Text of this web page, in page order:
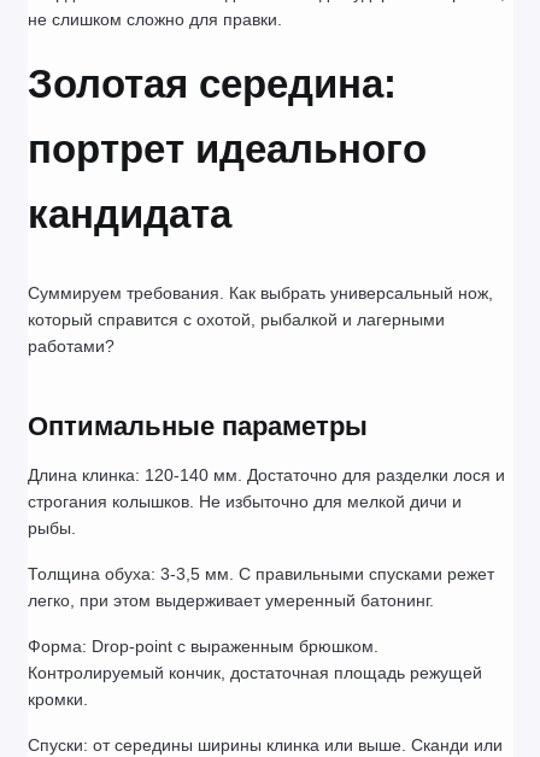
не слишком сложно для правки.
Золотая середина:
портрет идеального
кандидата
Суммируем требования. Как выбрать универсальный нож,
который справится с охотой, рыбалкой и лагерными
работами?
Оптимальные параметры
Длина клинка: 120-140 мм. Достаточно для разделки лося и
строгания колышков. Не избыточно для мелкой дичи и
рыбы.
Толщина обуха: 3-3,5 мм. С правильными спусками режет
легко, при этом выдерживает умеренный батонинг.
Форма: Drop-point с выраженным брюшком.
Контролируемый кончик, достаточная площадь режущей
кромки.
Спуски: от середины ширины клинка или выше. Сканди или